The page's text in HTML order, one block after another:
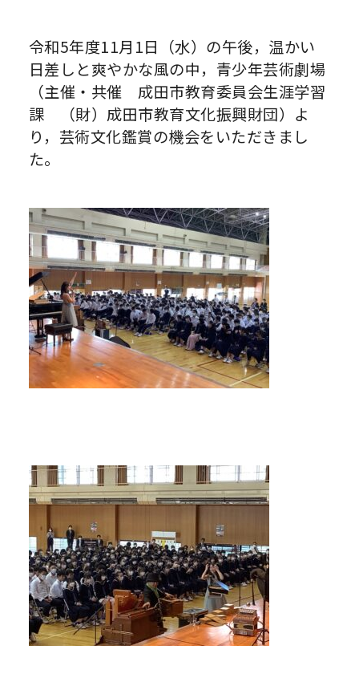
令和5年度11月1日（水）の午後，温かい
日差しと爽やかな風の中，青少年芸術劇場
（主催・共催 成田市教育委員会生涯学習
課 （財）成田市教育文化振興財団）よ
り，芸術文化鑑賞の機会をいただきまし
た。